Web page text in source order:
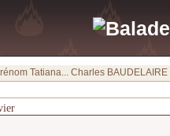
Tatiana... Charles BAUDELAIRE